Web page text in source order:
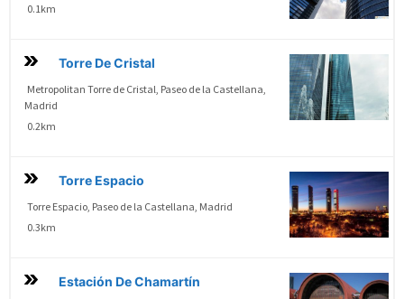
0.1km
Torre De Cristal
Metropolitan Torre de Cristal, Paseo de la Castellana,
Madrid
0.2km
Torre Espacio
Torre Espacio, Paseo de la Castellana, Madrid
0.3km
Estación De Chamartín